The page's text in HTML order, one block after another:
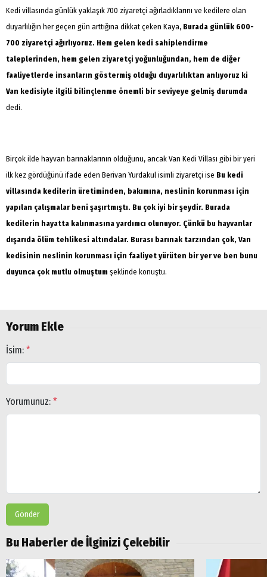
Kedi villasında günlük yaklaşık 700 ziyaretçi ağırladıklarını ve kedilere olan
duyarlılığın her geçen gün arttığına dikkat çeken Kaya, Burada günlük 600-
700 ziyaretçi ağırlıyoruz. Hem gelen kedi sahiplendirme
taleplerinden, hem gelen ziyaretçi yoğunluğundan, hem de diğer
faaliyetlerde insanların göstermiş olduğu duyarlılıktan anlıyoruz ki
Van kedisiyle ilgili bilinçlenme önemli bir seviyeye gelmiş durumda
dedi.
Birçok ilde hayvan barınaklarının olduğunu, ancak Van Kedi Villası gibi bir yeri
ilk kez gördüğünü ifade eden Berivan Yurdakul isimli ziyaretçi ise Bu kedi
villasında kedilerin üretiminden, bakımına, neslinin korunması için
yapılan çalışmalar beni şaşırtmıştı. Bu çok iyi bir şeydir. Burada
kedilerin hayatta kalınmasına yardımcı olunuyor. Çünkü bu hayvanlar
dışarıda ölüm tehlikesi altındalar. Burası barınak tarzından çok, Van
kedisinin neslinin korunması için faaliyet yürüten bir yer ve ben bunu
duyunca çok mutlu olmuştum şeklinde konuştu.
Yorum Ekle
İsim: *
Yorumunuz: *
Gönder
Bu Haberler de İlginizi Çekebilir
Arama
Aramalar: